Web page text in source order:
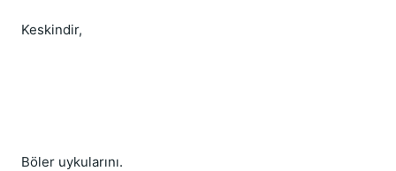
Keskindir,
Böler uykularını.